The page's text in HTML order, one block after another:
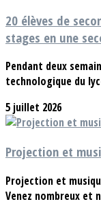
20 élèves de
stages en une
Pendant deux
technologique du
5 juillet 2026
Projection et
Projection et
Venez nombreux et